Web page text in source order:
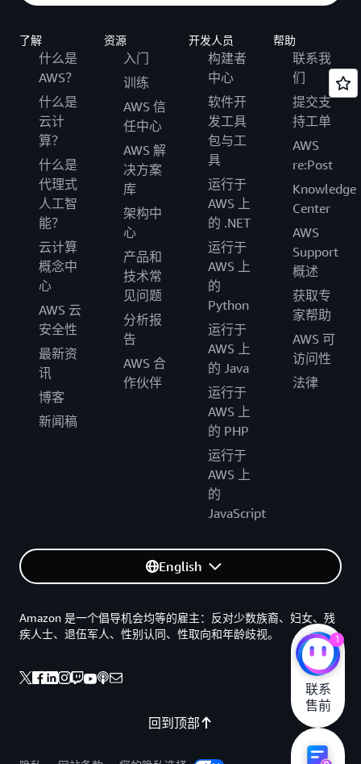
了解
什么是
AWS？
什么是
云计
算？
什么是
代理式
人工智
能？
云计算
概念中
心
AWS 云
安全性
最新资
讯
博客
新闻稿
资源
入门
训练
AWS 信
任中心
AWS 解
决方案
库
架构中
心
产品和
技术常
见问题
分析报
告
AWS 合
作伙伴
开发人员
构建者
中心
软件开
发工具
包与工
具
运行于
AWS 上
的 .NET
运行于
AWS 上
的
Python
运行于
AWS 上
的 Java
运行于
AWS 上
的 PHP
运行于
AWS 上
的
JavaScript
帮助
联系我
们
提交支
持工单
AWS
re:Post
Knowledge
Center
AWS
Support
概述
获取专
家帮助
AWS 可
访问性
法律
English
回到顶部
Amazon 是一个倡导机会均等的雇主：反对少数族裔、妇女、残
疾人士、退伍军人、性别认同、性取向和年龄歧视。
1
联系
售前